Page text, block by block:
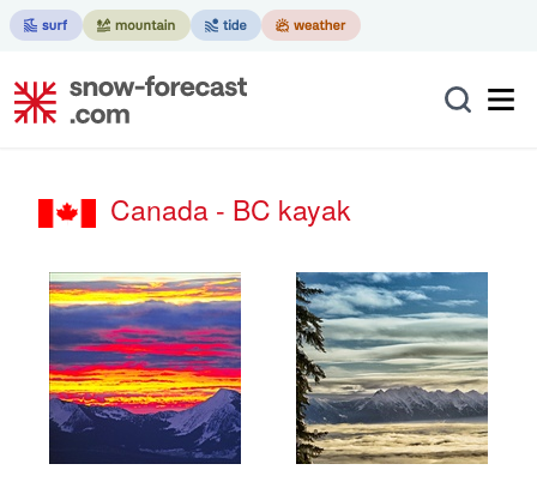
Canada - BC kayak